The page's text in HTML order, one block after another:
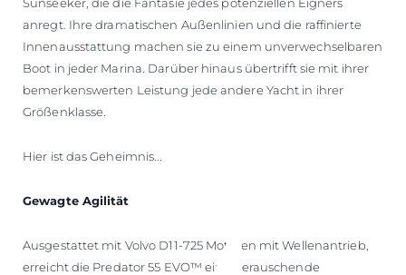
anregt. Ihre dramatischen Außenlinien und die raffinierte
Innenausstattung machen sie zu einem unverwechselbaren
Boot in jeder Marina. Darüber hinaus übertrifft sie mit ihrer
bemerkenswerten Leistung jede andere Yacht in ihrer
Größenklasse.
Hier ist das Geheimnis...
Gewagte Agilität
Ausgestattet mit Volvo D11-725 Motoren mit Wellenantrieb,
erreicht die Predator 55 EVO™ eine berauschende